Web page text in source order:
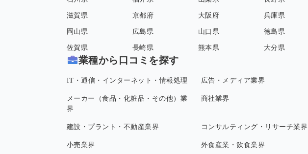
滋賀県 京都府 大阪府 兵庫県
岡山県 広島県 山口県 徳島県
佐賀県 長崎県 熊本県 大分県
業種から口コミを探す
IT・通信・インターネット・情報処理 広告・メディア業界
メーカー（食品・化粧品・その他）業
界
商社業界
建設・プラント・不動産業界 コンサルティング・リサーチ業界
小売業界 外食産業・飲食業界